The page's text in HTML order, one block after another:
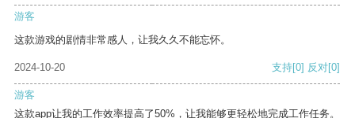
游客
这款游戏的剧情非常感人，让我久久不能忘怀。
2024-10-20 支持[0] 反对[0]
游客
这款app让我的工作效率提高了50%，让我能够更轻松地完成工作任务。